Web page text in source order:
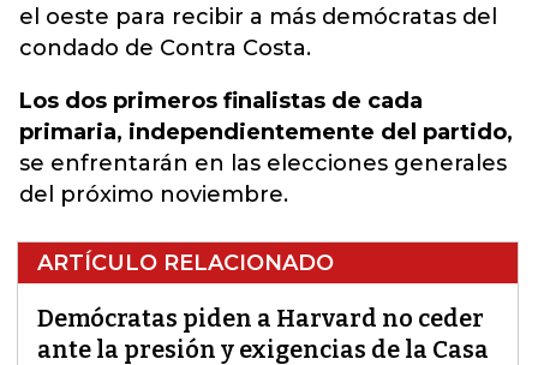
el oeste para recibir a más demócratas del
condado de Contra Costa.
Los dos primeros finalistas de cada
primaria, independientemente del partido,
se enfrentarán en las elecciones generales
del próximo noviembre.
ARTÍCULO RELACIONADO
Demócratas piden a Harvard no ceder
ante la presión y exigencias de la Casa